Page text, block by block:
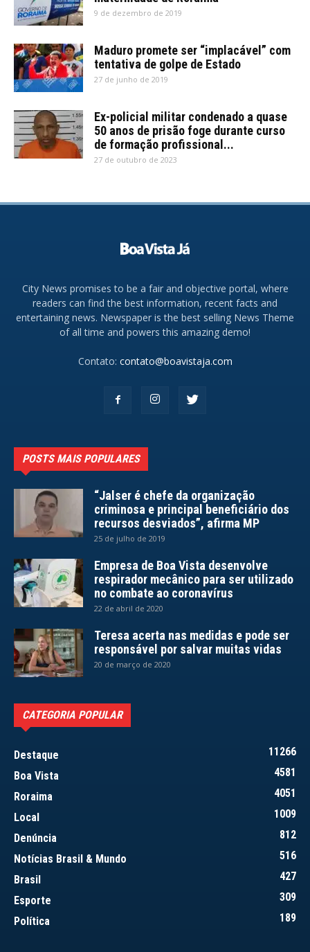
9 de dezembro de 2019
Maduro promete ser “implacável” com
tentativa de golpe de Estado
27 de junho de 2019
Ex-policial militar condenado a quase
50 anos de prisão foge durante curso
de formação profissional...
27 de outubro de 2023
City News promises to be a fair and objective portal, where
readers can find the best information, recent facts and
entertaining news. Newspaper is the best selling News Theme
of all time and powers this amazing demo!
Contato: contato@boavistaja.com
POSTS MAIS POPULARES
“Jalser é chefe da organização
criminosa e principal beneficiário dos
recursos desviados”, afirma MP
25 de julho de 2019
Empresa de Boa Vista desenvolve
respirador mecânico para ser utilizado
no combate ao coronavírus
22 de abril de 2020
Teresa acerta nas medidas e pode ser
responsável por salvar muitas vidas
20 de março de 2020
CATEGORIA POPULAR
Destaque
11266
Boa Vista
4581
Roraima
4051
Local
1009
Denúncia
812
Notícias Brasil & Mundo
516
Brasil
427
Esporte
309
Política
189